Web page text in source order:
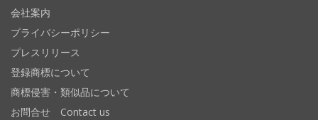
会社案内
プライバシーポリシー
プレスリリース
登録商標について
商標侵害・類似品について
お問合せ Contact us